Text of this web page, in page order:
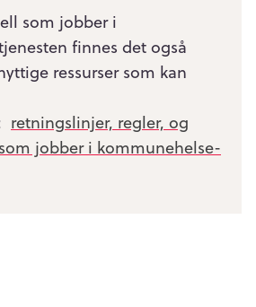
som jobber i
finnes det også
ressurser som kan
retningslinjer, regler, og
jobber i kommunehelse­